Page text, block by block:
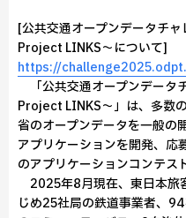
[公共交通オープンデータチ
Project LINKS～について]
https://
「公共交通オープンデー
Project LINKS～」は、多数
省のオープンデータを一般の
アプリケーションを開発、
のアプリケーションコンテス
2025年8月現在、東日本旅
じめ25社局の鉄道事業者、